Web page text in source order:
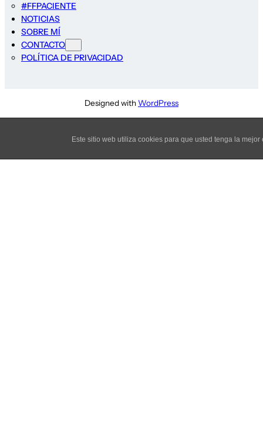
#FFPACIENTE
NOTICIAS
SOBRE MÍ
CONTACTO
POLÍTICA DE PRIVACIDAD
Designed withWordPress
Este sitio web utiliza cookies para que usted tenga la